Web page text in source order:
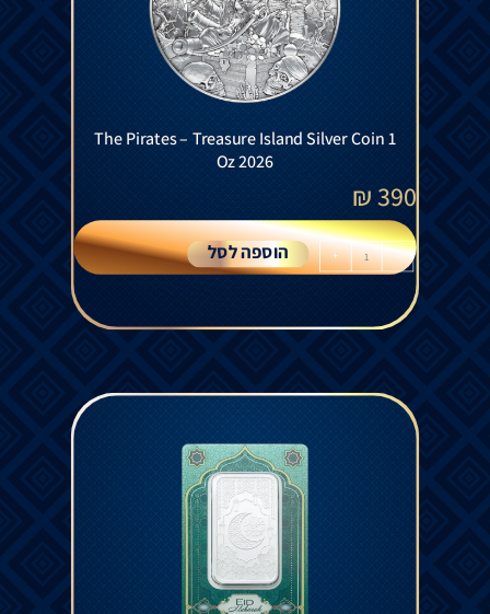
The Pirates – Treasure Island Silver Coin 1
Oz 2026
390
₪
-
+ הוספה לסל